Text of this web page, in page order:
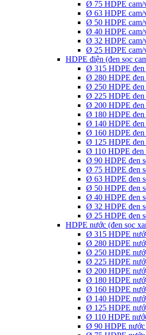
Ø 75 HDPE cam/
Ø 63 HDPE cam/
Ø 50 HDPE cam/
Ø 40 HDPE cam/
Ø 32 HDPE cam/
Ø 25 HDPE cam/
HDPE điện (đen sọc
Ø 315 HDPE đen
Ø 280 HDPE đen
Ø 250 HDPE đen
Ø 225 HDPE đen
Ø 200 HDPE đen
Ø 180 HDPE đen
Ø 140 HDPE đen
Ø 160 HDPE đen
Ø 125 HDPE đen
Ø 110 HDPE đen
Ø 90 HDPE đen
Ø 75 HDPE đen
Ø 63 HDPE đen
Ø 50 HDPE đen
Ø 40 HDPE đen
Ø 32 HDPE đen
Ø 25 HDPE đen
HDPE nước (đen sọc
Ø 315 HDPE
Ø 280 HDPE
Ø 250 HDPE
Ø 225 HDPE
Ø 200 HDPE
Ø 180 HDPE
Ø 160 HDPE
Ø 140 HDPE
Ø 125 HDPE
Ø 110 HDPE
Ø 90 HDPE